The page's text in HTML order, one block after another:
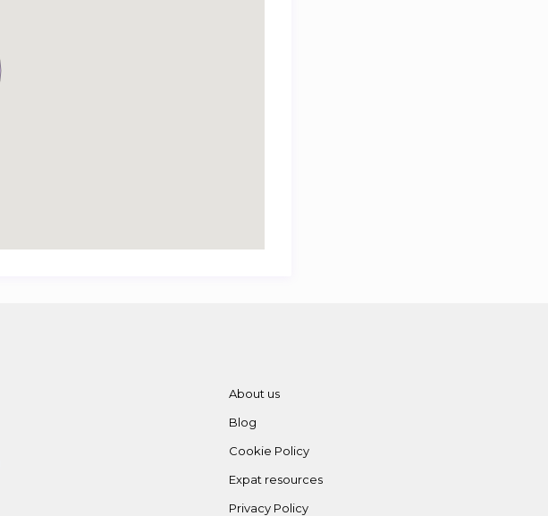
About us
Blog
Cookie Policy
Expat resources
Privacy Policy